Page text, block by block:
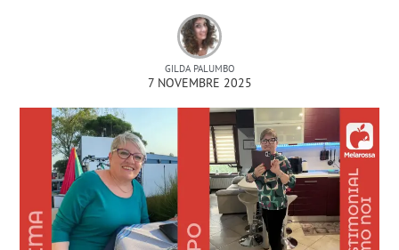
GILDA PALUMBO
7 NOVEMBRE 2025